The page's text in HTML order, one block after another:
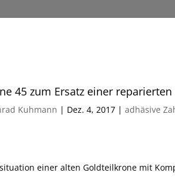
45 zum Ersatz einer
Kuhmann | Dez. 4, 2017 |adhäsive
einer alten Goldteilkrone mit